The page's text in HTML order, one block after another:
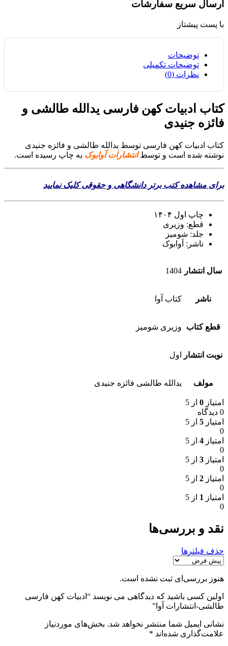
ارسال سریع سفارشات
با پست پیشتاز
توضیحات
توضیحات تکمیلی
نظرات (0)
کتاب ادبیات کهن فارسی یدالله طالشی و
فائزه جنیدی
کتاب ادبیات کهن فارسی توسط یدالله طالشی و فائزه جنیدی
نوشته شده است و توسطانتشارات آوابوک به چاپ رسیده است.
برای مشاهده کتب برتر دانشگاهی و حقوقی کلیک نمایید
چاپ اول ۱۴۰۴
قطع: وزیری
جلد: شومیز
ناشر: آوابوک
سال انتشار 1404
ناشر کتاب آوا
قطع کتاب وزیری شومیز
نوبت انتشار اول
مولف یدالله طالشی فائزه جنیدی
امتیاز 0 از 5
0 دیدگاه
امتیاز 5 از 5
0
امتیاز 4 از 5
0
امتیاز 3 از 5
0
امتیاز 2 از 5
0
امتیاز 1 از 5
0
نقد و بررسی‌ها
حذف فیلترها
هنوز بررسی‌ای ثبت نشده است.
اولین کسی باشید که دیدگاهی می نویسد “ادبیات کهن فارسی
طالشی-انتشارات آوا”
نشانی ایمیل شما منتشر نخواهد شد. بخش‌های موردنیاز
علامت‌گذاری شده‌اند *